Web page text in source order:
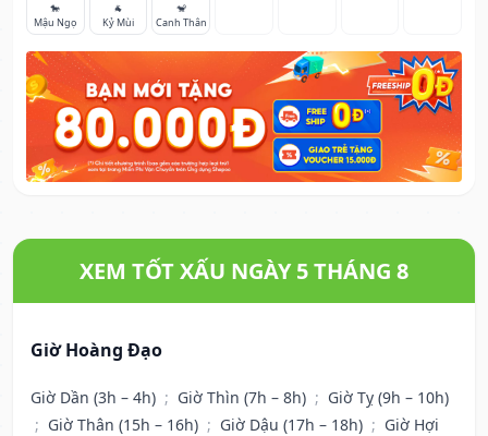
🐎
Mậu Ngọ
🐐
Kỷ Mùi
🐒
Canh Thân
XEM TỐT XẤU NGÀY 5 THÁNG 8
Giờ Hoàng Đạo
Giờ Dần (3h – 4h) ; Giờ Thìn (7h – 8h) ; Giờ Tỵ (9h – 10h)
; Giờ Thân (15h – 16h) ; Giờ Dậu (17h – 18h) ; Giờ Hợi